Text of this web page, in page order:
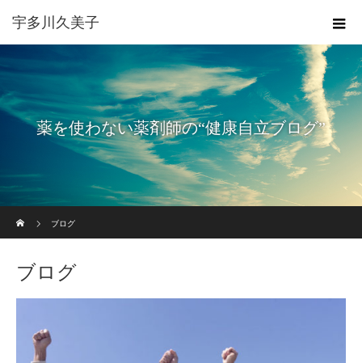
宇多川久美子
薬を使わない薬剤師の“健康自立ブログ”
ブログ
ブログ